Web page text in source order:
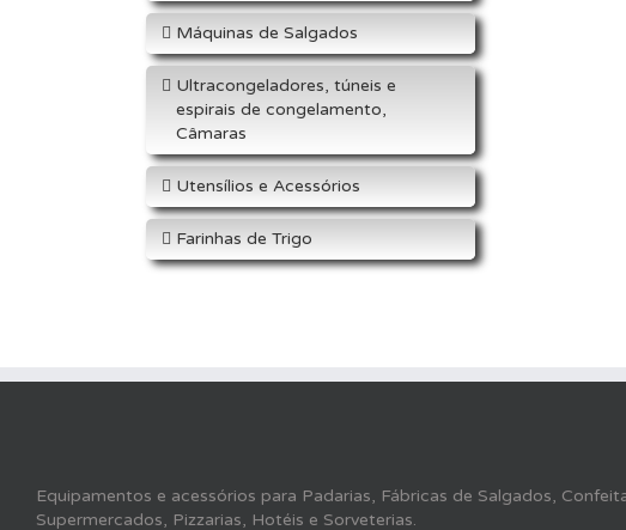
Máquinas de Salgados
Ultracongeladores, túneis e
espirais de congelamento,
Câmaras
Utensílios e Acessórios
Farinhas de Trigo
Equipamentos e acessórios para Padarias, Fábricas de Salgados,
Supermercados, Pizzarias, Hotéis e Sorveterias.